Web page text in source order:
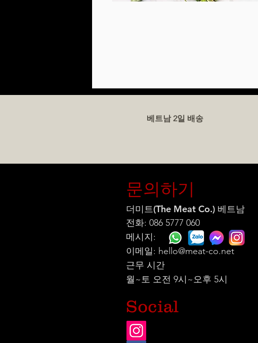
베트남 2일 배송
문의하기
더미트(The Meat Co.) 베트남
전화: 086 5777 060
메시지:
이메일: hello@meat-co.net
근무 시간
월~토 오전 9시~오후 5시
Social